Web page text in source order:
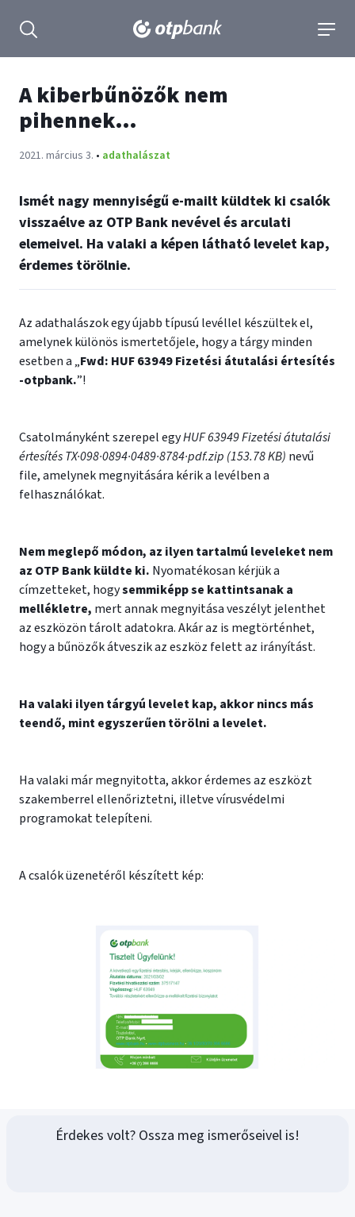
Keresés kinyitása
A kiberbűnözők nem
pihennek…
Publikálva:
2021. március 3. • adathalászat
Ismét nagy mennyiségű e-mailt küldtek ki csalók
visszaélve az OTP Bank nevével és arculati
elemeivel. Ha valaki a képen látható levelet kap,
érdemes törölnie.
Az adathalászok egy újabb típusú levéllel készültek el,
amelynek különös ismertetőjele, hogy a tárgy minden
esetben a „Fwd: HUF 63949 Fizetési átutalási értesítés
-otpbank.”!
Csatolmányként szerepel egyHUF 63949 Fizetési átutalási
értesítés TX·098·0894·0489·8784·pdf.zip (153.78 KB) nevű
file, amelynek megnyitására kérik a levélben a
felhasználókat.
Nem meglepő módon, az ilyen tartalmú leveleket nem
az OTP Bank küldte ki. Nyomatékosan kérjük a
címzetteket, hogysemmiképp se kattintsanak a
mellékletre, mert annak megnyitása veszélyt jelenthet
az eszközön tárolt adatokra. Akár az is megtörténhet,
hogy a bűnözők átveszik az eszköz felett az irányítást.
Ha valaki ilyen tárgyú levelet kap, akkor nincs más
teendő, mint egyszerűen törölni a levelet.
Ha valaki már megnyitotta, akkor érdemes az eszközt
szakemberrel ellenőriztetni, illetve vírusvédelmi
programokat telepíteni.
A csalók üzenetéről készített kép:
Érdekes volt? Ossza meg ismerőseivel is!